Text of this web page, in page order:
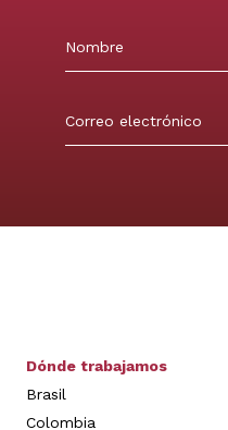
Dónde trabajamos
Brasil
Colombia